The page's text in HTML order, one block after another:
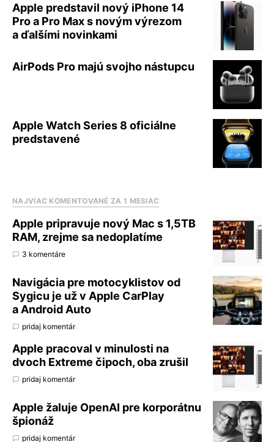
Apple predstavil nový iPhone 14
Pro a Pro Max s novým výrezom
a ďalšími novinkami
AirPods Pro majú svojho nástupcu
Apple Watch Series 8 oficiálne
predstavené
NAJVIAC KOMENTOVANÉ ZA 1 MESIAC
Apple pripravuje nový Mac s 1,5TB
RAM, zrejme sa nedoplatíme
3 komentáre
Navigácia pre motocyklistov od
Sygicu je už v Apple CarPlay
a Android Auto
pridaj komentár
Apple pracoval v minulosti na
dvoch Extreme čipoch, oba zrušil
pridaj komentár
Apple žaluje OpenAI pre korporátnu
špionáž
pridaj komentár